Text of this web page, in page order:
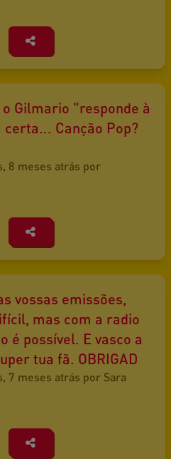
o Gilmario "responde à
Canção Pop?
8 meses atrás por
vossas emissões,
mas com a radio
é possível. E vasco a
tua fã. OBRIGAD
7 meses atrás por Sara